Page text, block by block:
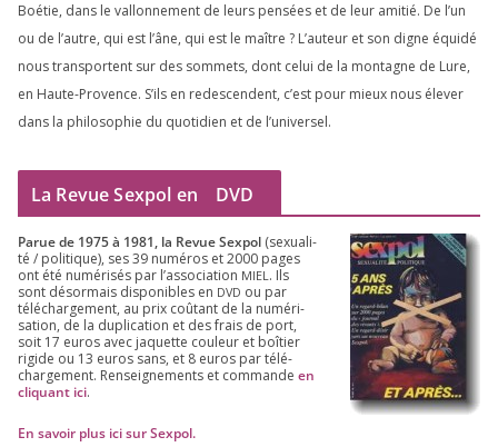
Boétie, dans le val­lon­ne­ment de leurs pen­sées et de leur ami­tié. De l’un
ou de l’autre, qui est l’âne, qui est le maître ? L’auteur et son digne équi­dé
nous trans­portent sur des som­mets, dont celui de la mon­tagne de Lure,
en Haute-Provence. S’ils en redes­cendent, c’est pour mieux nous éle­ver
dans la phi­lo­so­phie du quo­ti­dien et de l’universel.
La Revue Sexpol en DVD
Parue de 1975à 1981, la Revue Sex­pol (sexua­li­
té /​ poli­tique), ses39 numé­ros et2000 pages
ont été numé­ri­sés par l’as­so­cia­tion MIEL. Ils
sont désor­mais dis­po­nibles en DVD ou par
télé­char­ge­ment, au prix coû­tant de la numé­ri­
sa­tion, de la dupli­ca­tion et des frais de port,
soit 17 euros avec jaquette cou­leur et boî­tier
rigide ou 13 euros sans, et 8 euros par télé­
char­ge­ment. Ren­sei­gne­ments et com­mande en
cli­quant ici.
En savoir plus ici sur Sexpol.